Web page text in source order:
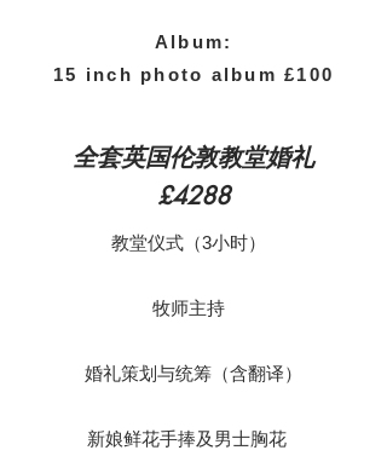
Album:
15 inch photo album £100
全套英国伦敦教堂婚礼
£4288
教堂仪式（3小时）
牧师主持
婚礼策划与统筹（含翻译）
新娘鲜花手捧及男士胸花